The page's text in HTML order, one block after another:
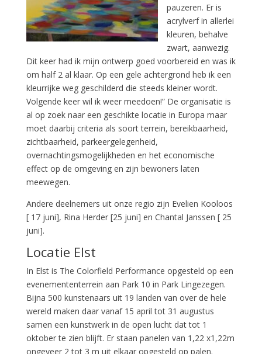
pauzeren. Er is
acrylverf in allerlei
kleuren, behalve
zwart, aanwezig.
Dit keer had ik mijn ontwerp goed voorbereid en was ik
om half 2 al klaar. Op een gele achtergrond heb ik een
kleurrijke weg geschilderd die steeds kleiner wordt.
Volgende keer wil ik weer meedoen!” De organisatie is
al op zoek naar een geschikte locatie in Europa maar
moet daarbij criteria als soort terrein, bereikbaarheid,
zichtbaarheid, parkeergelegenheid,
overnachtingsmogelijkheden en het economische
effect op de omgeving en zijn bewoners laten
meewegen.
Andere deelnemers uit onze regio zijn Evelien Kooloos
[ 17 juni], Rina Herder [25 juni] en Chantal Janssen [ 25
juni].
Locatie Elst
In Elst is The Colorfield Performance opgesteld op een
evenemententerrein aan Park 10 in Park Lingezegen.
Bijna 500 kunstenaars uit 19 landen van over de hele
wereld maken daar vanaf 15 april tot 31 augustus
samen een kunstwerk in de open lucht dat tot 1
oktober te zien blijft. Er staan panelen van 1,22 x1,22m
ongeveer 2 tot 3 m uit elkaar opgesteld op palen.